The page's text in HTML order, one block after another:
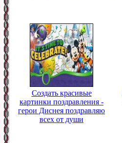
Создать красивые
картинки поздравления -
герои Диснея поздравляю
всех от души